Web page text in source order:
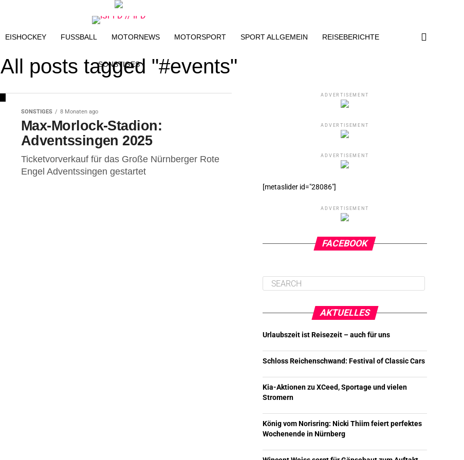
EISHOCKEY FUSSBALL MOTORNEWS MOTORSPORT SPORT ALLGEMEIN REISEBERICHTE
SONSTIGES
All posts tagged "#events"
SONSTIGES 8 Monaten ago
Max-Morlock-Stadion:
Adventssingen 2025
Ticketvorverkauf für das Große Nürnberger Rote
Engel Adventssingen gestartet
ADVERTISEMENT
ADVERTISEMENT
ADVERTISEMENT
[metaslider id="28086"]
ADVERTISEMENT
FACEBOOK
AKTUELLES
Urlaubszeit ist Reisezeit – auch für uns
Schloss Reichenschwand: Festival of Classic Cars
Kia-Aktionen zu XCeed, Sportage und vielen
Stromern
König vom Norisring: Nicki Thiim feiert perfektes
Wochenende in Nürnberg